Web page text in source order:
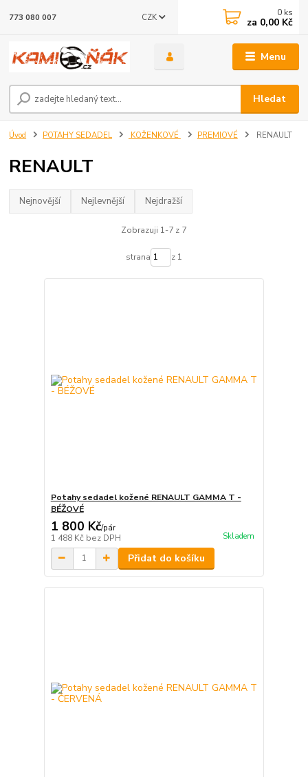
Menu
CZK
Hledat
773 080 007 0 ks
za 0,00 Kč
Úvod POTAHY SEDADEL KOŽENKOVÉ PREMIOVÉ RENAULT
RENAULT
Nejnovější Nejlevnější Nejdražší
Zobrazuji 1-7 z 7
strana z 1
Potahy sedadel kožené RENAULT GAMMA T -
BÉŽOVÉ
1 800 Kč/pár
1 488 Kč bez DPH Skladem
Přidat do košíku